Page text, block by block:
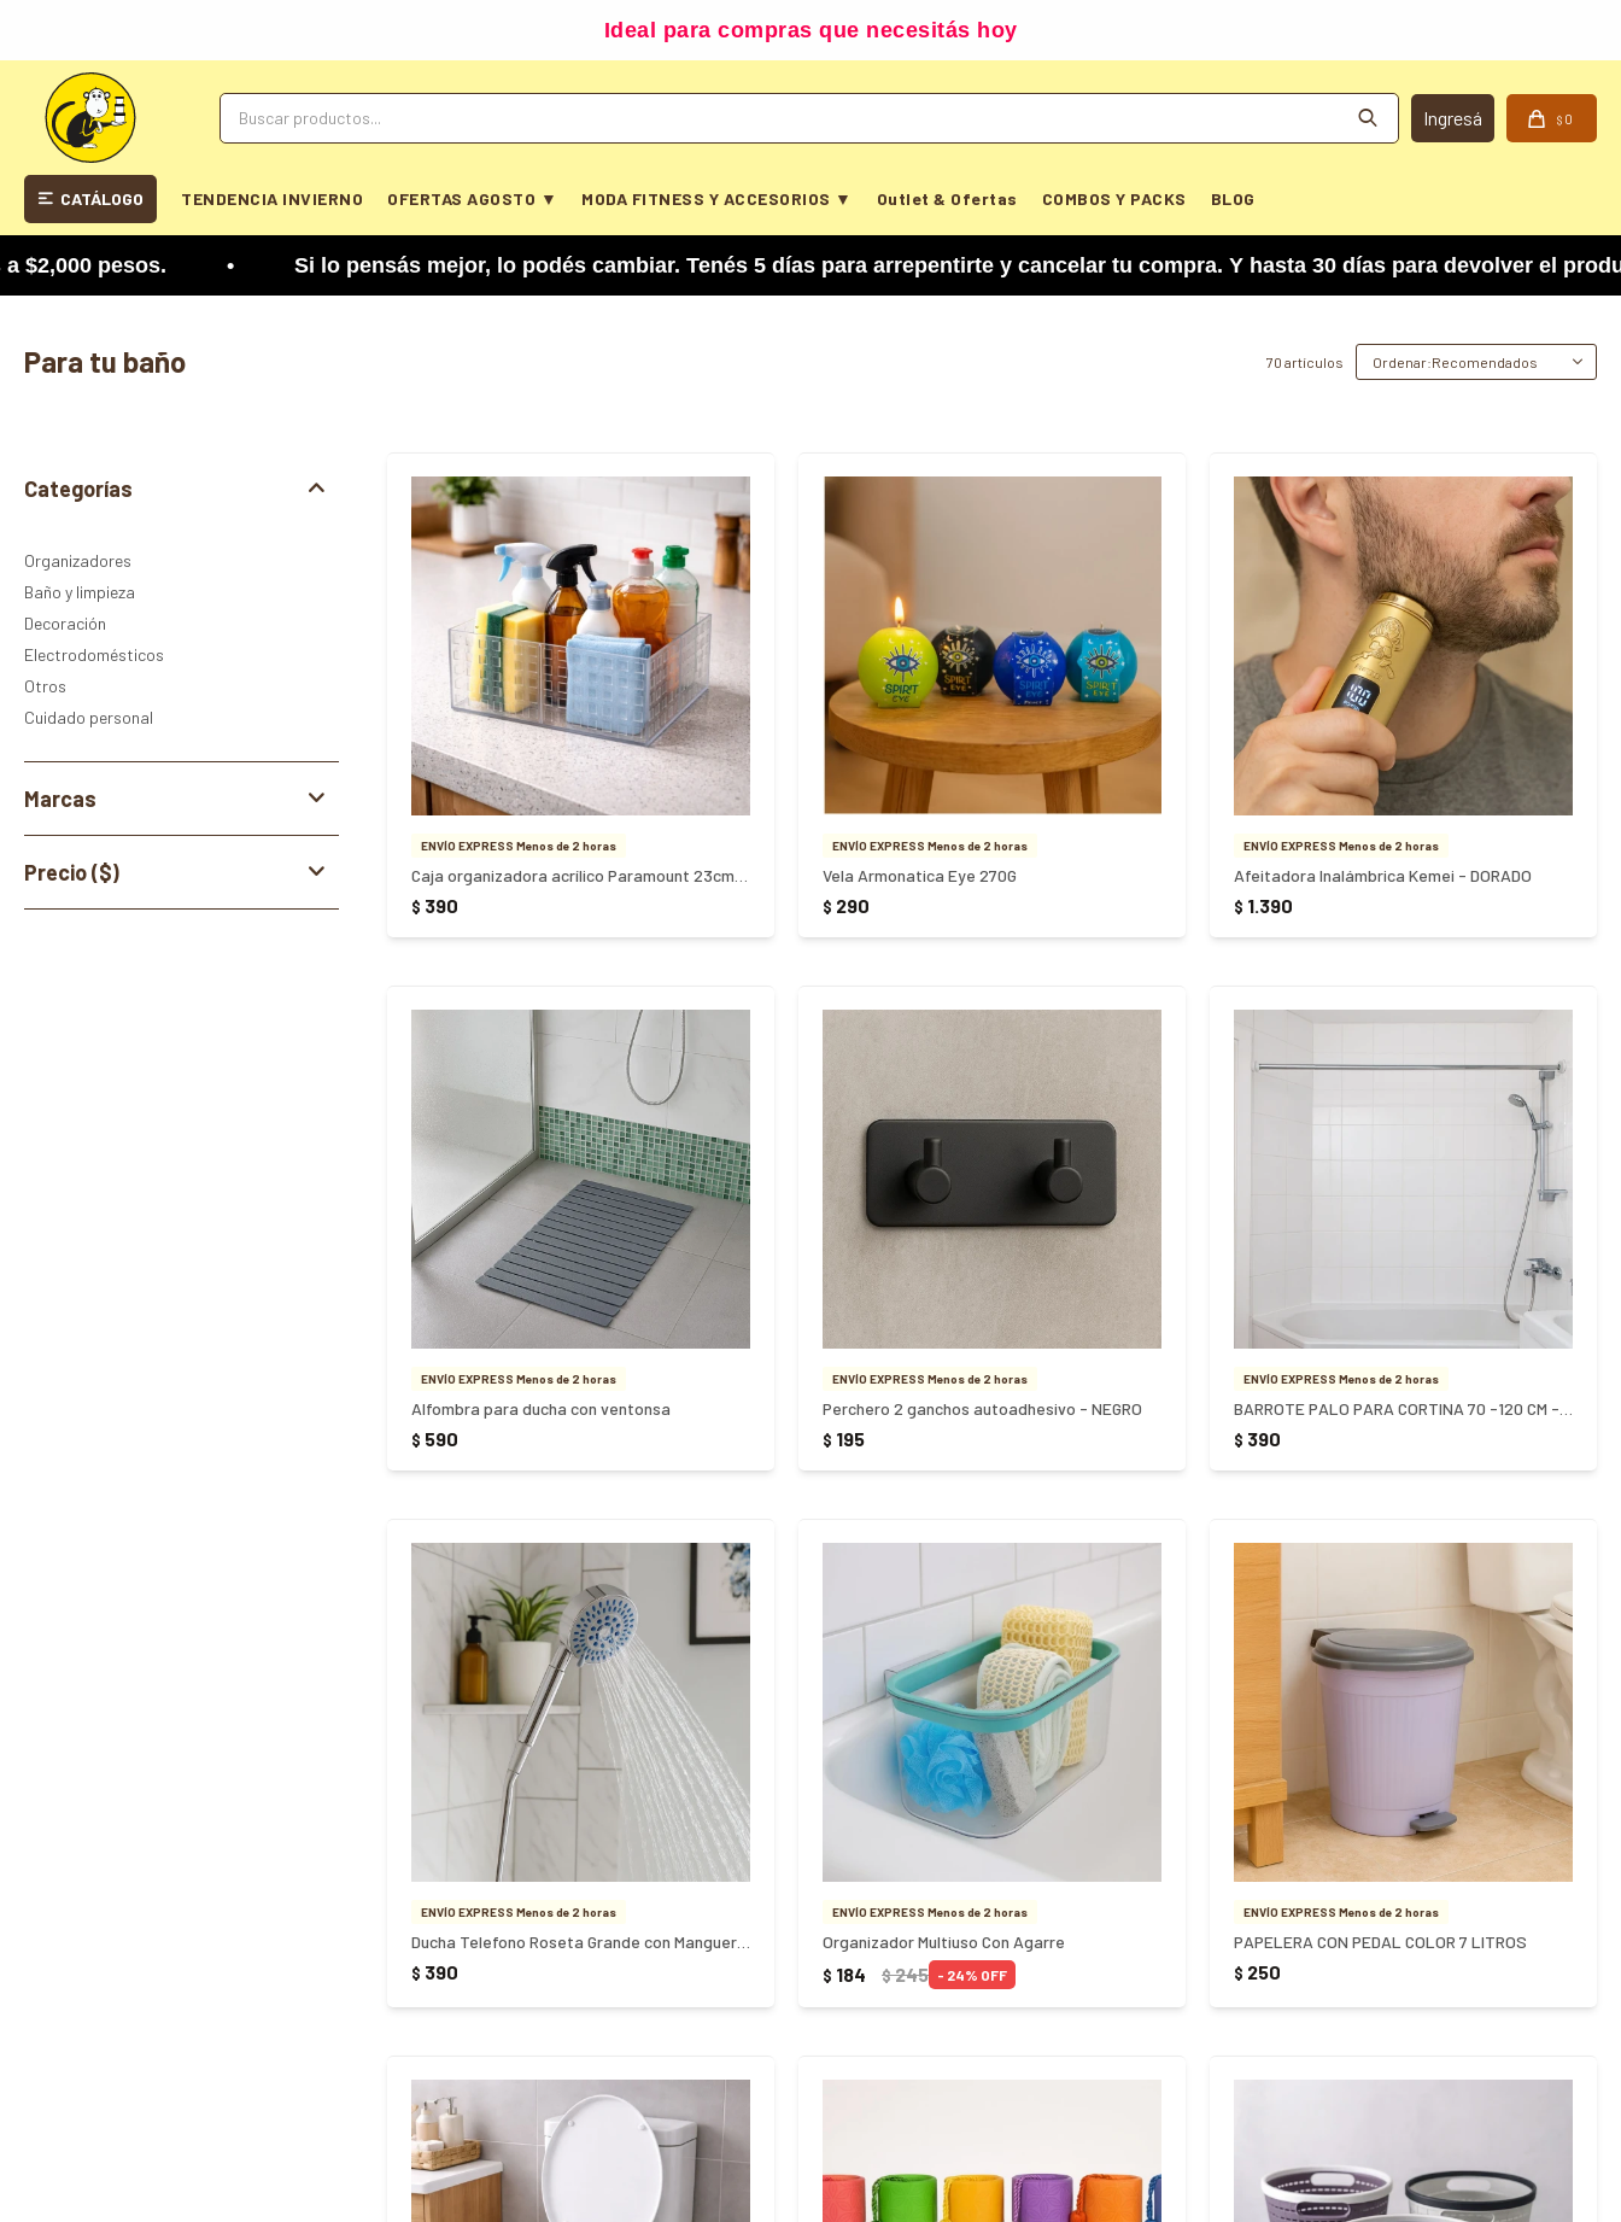
Ideal para compras que necesitás hoy
CATÁLOGO TENDENCIA INVIERNO OFERTAS AGOSTO ▼ MODA FITNESS Y ACCESORIOS ▼ Outlet & Ofertas COMBOS Y PACKS BLOG
$ 0
• Si lo pensás mejor, lo podés cambiar. Tenés 5 días para arrepentirte y cancelar tu compra. Y hasta 30 días para devolver el producto si no
Para tu baño 70 artículos Recomendados
ENVÍO EXPRESS Menos de 2 horas
$ 390
ENVÍO EXPRESS Menos de 2 horas
Vela Armonatica Eye 270G
$ 290
ENVÍO EXPRESS Menos de 2 horas
Afeitadora Inalámbrica Kemei - DORADO
$ 1.390
ENVÍO EXPRESS Menos de 2 horas
Alfombra para ducha con ventonsa
$ 590
ENVÍO EXPRESS Menos de 2 horas
Perchero 2 ganchos autoadhesivo - NEGRO
$ 195
ENVÍO EXPRESS Menos de 2 horas
$ 390
ENVÍO EXPRESS Menos de 2 horas
Ducha Telefono Roseta Grande con Manguera - PLATA
$ 390
ENVÍO EXPRESS Menos de 2 horas
Organizador Multiuso Con Agarre
$ 184 $245 24
ENVÍO EXPRESS Menos de 2 horas
PAPELERA CON PEDAL COLOR 7 LITROS
$ 250
Categorías
Organizadores
Baño y limpieza
Decoración
Electrodomésticos
Otros
Cuidado personal
Marcas
Precio($)